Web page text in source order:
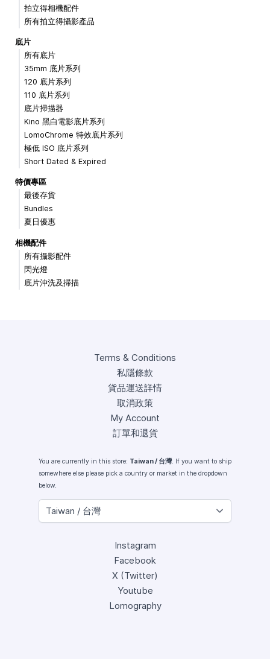
拍立得相機配件
所有拍立得攝影產品
底片
所有底片
35mm 底片系列
120 底片系列
110 底片系列
底片掃描器
Kino 黑白電影底片系列
LomoChrome 特效底片系列
極低 ISO 底片系列
Short Dated & Expired
特價專區
最後存貨
Bundles
夏日優惠
相機配件
所有攝影配件
閃光燈
底片沖洗及掃描
Terms & Conditions
私隱條款
貨品運送詳情
取消政策
My Account
訂單和退貨
You are currently in this store: Taiwan / 台灣. If you want to ship
somewhere else please pick a country or market in the dropdown
below.
Instagram
Facebook
X (Twitter)
Youtube
Lomography